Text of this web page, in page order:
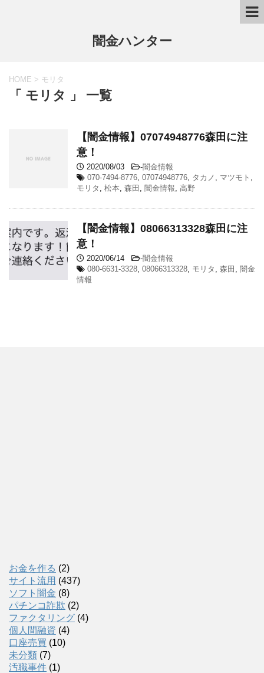
闇金ハンター
HOME > モリタ
「 モリタ 」 一覧
【闇金情報】07074948776森田に注
意！
2020/08/03 -闇金情報
070-7494-8776, 07074948776, タカノ , マツモト ,
モリタ , 松本, 森田 , 闇金情報, 高野
【闇金情報】08066313328森田に注
意！
2020/06/14 -闇金情報
080-6631-3328, 08066313328, モリタ , 森田 , 闇金
情報
お金を作る (2)
サイト流用 (437)
ソフト闇金 (8)
パチンコ詐欺 (2)
ファクタリング (4)
個人間融資 (4)
口座売買 (10)
未分類 (7)
汚職事件 (1)